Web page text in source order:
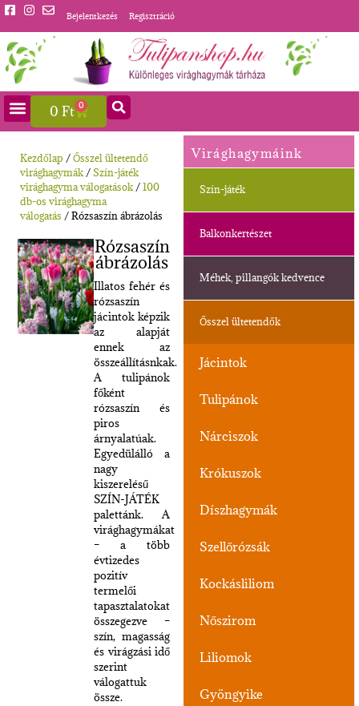
Bejelentkezés Regisztráció
0 Ft 0
Virághagymáink
Szín-játék
Balkonkertészet
Méhek, pillangók kedvence
Ősszel ültetendők
Jácintok
Tulipánok
Nárciszok
Krókuszok
Díszhagymák
Szellőrózsák
Kockásliliom
Nőszirom
Liliomok
Gyöngyike
Kezdőlap /Ősszel ültetendő
virághagymák/Szín-játék
virághagyma válogatások/100
db-os virághagyma
válogatás / Rózsaszín ábrázolás
Rózsaszín
ábrázolás
Illatos fehér és
rózsaszín
jácintok képzik
az alapját
ennek az
összeállításnkak.
A tulipánok
főként
rózsaszín és
piros
árnyalatúak.
Egyedülálló a
nagy
kiszerelésű
SZÍN-JÁTÉK
palettánk. A
virághagymákat
– a több
évtizedes
pozitív
termelői
tapasztalatokat
összegezve –
szín, magasság
és virágzási idő
szerint
válogattuk
össze.